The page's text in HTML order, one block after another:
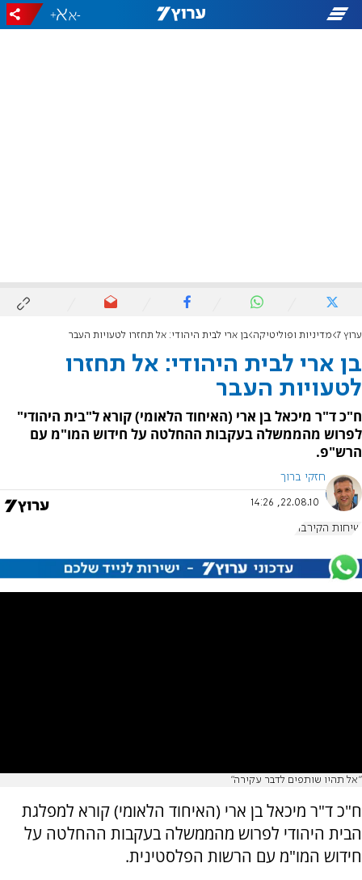
-
+
ערוץ 7 מדיניות ופוליטיקה בן ארי לבית היהודי: אל תחזרו לטעויות העבר
בן ארי לבית היהודי: אל תחזרו
לטעויות העבר
ח"כ ד"ר מיכאל בן ארי (האיחוד הלאומי) קורא ל"בית היהודי"
לפרוש מהממשלה בעקבות ההחלטה על חידוש המו"מ עם
הרש"פ.
חזקי ברוך
22.08.10, 14:26
שיחות הקירבה
"אל תהיו שותפים לדבר עקירה"
ח"כ ד"ר מיכאל בן ארי (האיחוד הלאומי) קורא למפלגת
הבית היהודי לפרוש מהממשלה בעקבות ההחלטה על
חידוש המו"מ עם הרשות הפלסטינית.